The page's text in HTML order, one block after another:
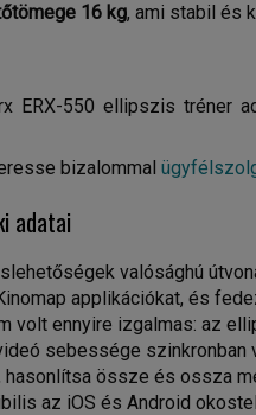
16 kg, ami stabil és
ERX-550 ellipszis tréner
bizalommal
adatai
valósághú
applikációkat, és
volt ennyire izgalmas: az
sebessége szinkronban
össze és ossza
az iOS és Android